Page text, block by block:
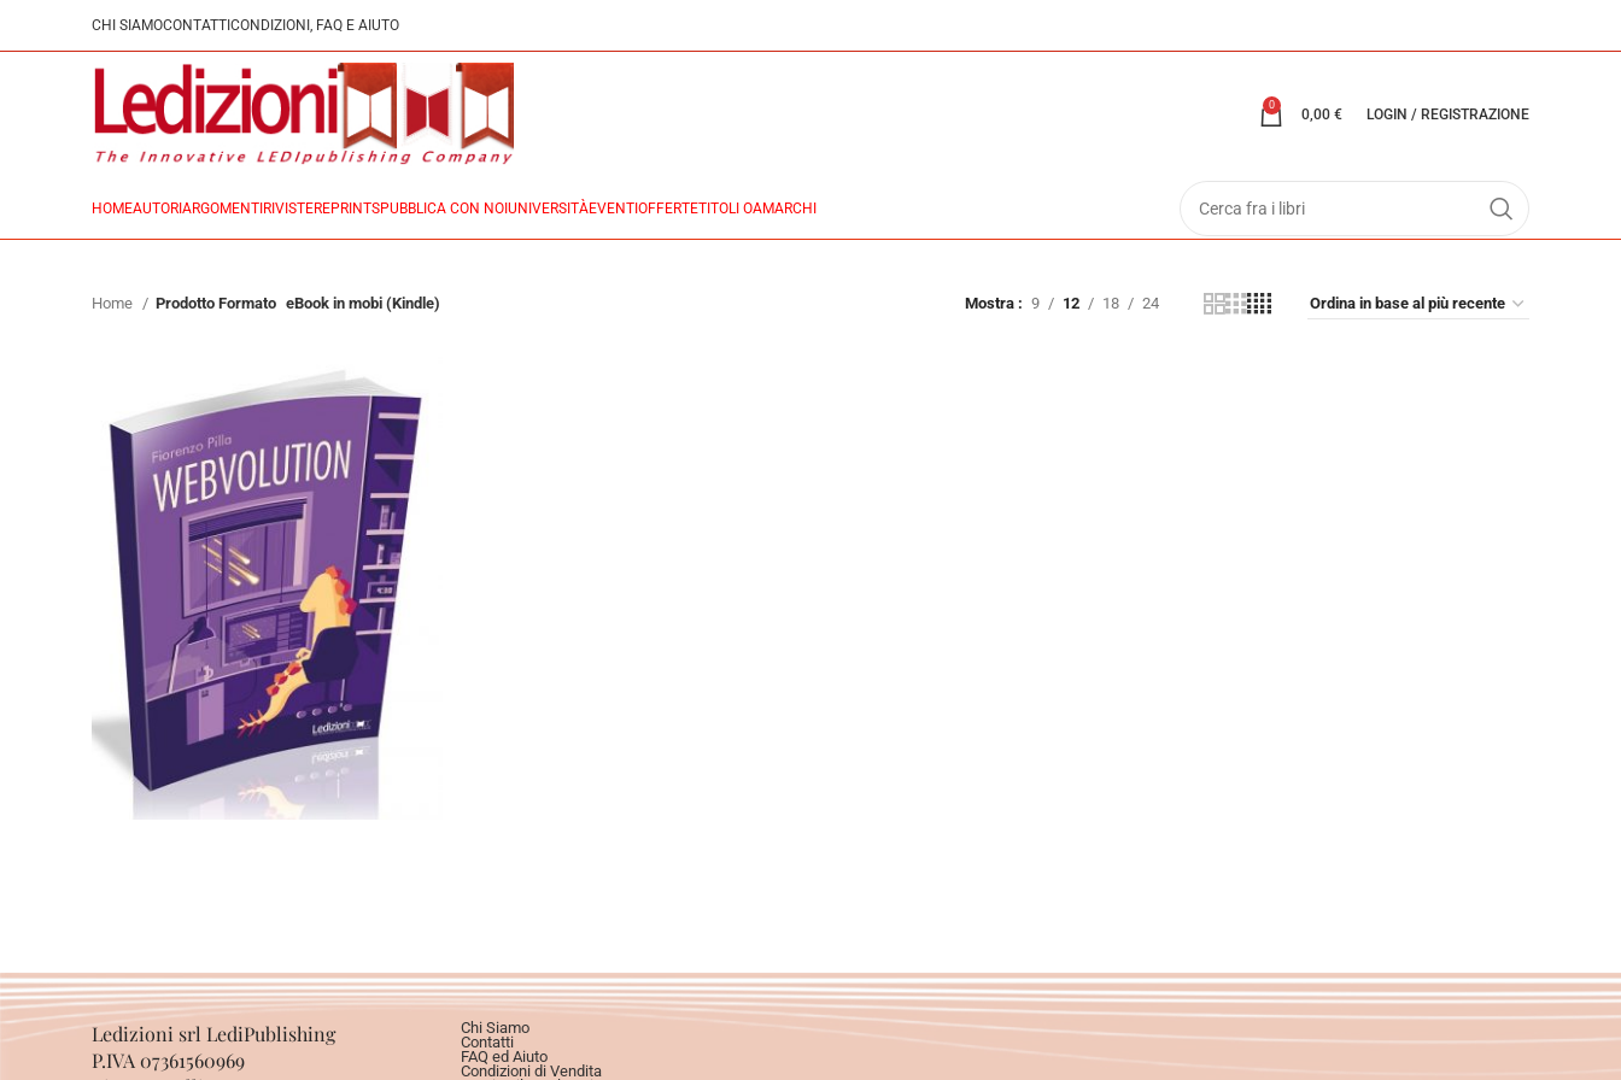
CHI SIAMOCONTATTI CONDIZIONI, FAQ E AIUTO
0
0,00 € LOGIN / REGISTRAZIONE
HOMEAUTORI ARGOMENTI RIVISTEREPRINTSPUBBLICA CON NOI UNIVERSITÀEVENTI OFFERTETITOLI OAMARCHI
Home Prodotto Formato eBook in mobi (Kindle) Mostra 9 12 18 24
eBook in mobi (Kindle)
Cartaceo eBook in ePub
4,99€ 14,90€
Scegli
Ledizioni srl LediPublishing
P.IVA 07361560969
Chi Siamo
Contatti
FAQ ed Aiuto
Condizioni di Vendita